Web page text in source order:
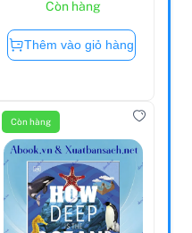
Còn hàng
Thêm vào giỏ hàng
Còn hàng